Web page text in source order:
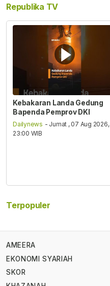
Republika TV
Kebakaran Landa Gedung
Bapenda Pemprov DKI
Dailynews - Jumat , 07 Aug 2026,
23:00 WIB
Terpopuler
AMEERA
EKONOMI SYARIAH
SKOR